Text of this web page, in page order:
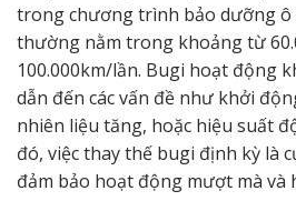
trong chương trình bảo dưỡng ô
thường nằm trong khoảng từ
100.000km/lần. Bugi hoạt động
dẫn đến các vấn đề như khởi
nhiên liệu tăng, hoặc hiệu suất
đó, việc thay thế bugi định kỳ là
đảm bảo hoạt động mượt mà và